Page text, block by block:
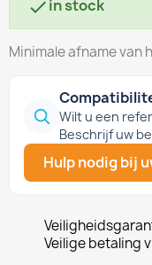
in stock
Minimale afname van
Wilt u een
Beschrijf uw
Hulp nodig bij
Veilige betaling